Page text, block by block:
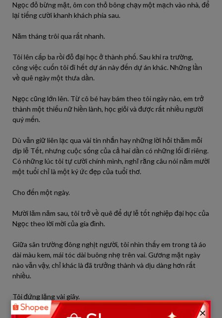
Ngọc đỏ bừng mặt, ôm con thỏ bông chạy một mạch vào nhà, để
lại tiếng cười khanh khách phía sau.
Năm tháng trôi qua rất nhanh.
Tôi lên cấp ba rồi đỗ đại học ở thành phố. Sau khi ra trường,
công việc cuốn tôi đi hết dự án này đến dự án khác. Những lần
về quê ngày một thưa dần.
Ngọc cũng lớn lên. Từ cô bé hay bám theo tôi ngày nào, em trở
thành một thiếu nữ hiền lành, học giỏi và được rất nhiều người
quý mến.
Dù vẫn giữ liên lạc qua vài tin nhắn hay những lời hỏi thăm mỗi
dịp lễ Tết, nhưng cuộc sống của cả hai dần có những lối đi riêng.
Có những lúc tôi tự cười chính mình, nghĩ rằng câu nói năm mười
một tuổi chỉ là một ký ức đẹp của tuổi thơ.
Cho đến một ngày.
Mười lăm năm sau, tôi trở về quê để dự lễ tốt nghiệp đại học của
Ngọc theo lời mời của gia đình.
Giữa sân trường đông nghịt người, tôi nhìn thấy em trong tà áo
dài màu kem, mái tóc dài buông nhẹ trên vai. Gương mặt ngày
nào vẫn vậy, chỉ khác là đã trưởng thành và dịu dàng hơn rất
nhiều.
Tôi đứng lặng vài giây.
×